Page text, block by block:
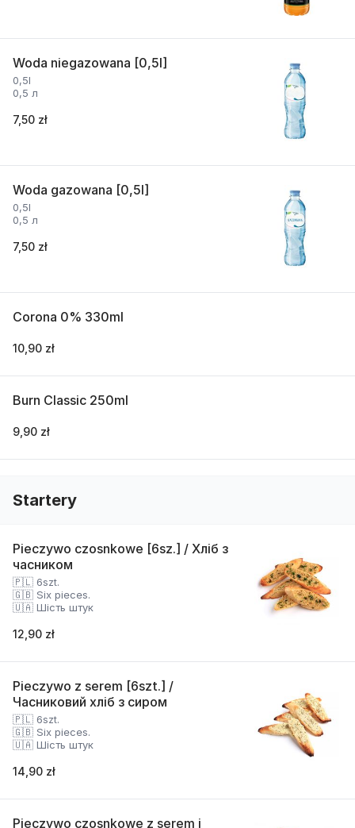
Woda niegazowana [0,5l]
0,5l
0,5 л
7,50 zł
Woda gazowana [0,5l]
0,5l
0,5 л
7,50 zł
Corona 0% 330ml
10,90 zł
Burn Classic 250ml
9,90 zł
Startery
Pieczywo czosnkowe [6sz.] / Хліб з
часником
🇵🇱 6szt.
🇬🇧 Six pieces.
🇺🇦 Шість штук
12,90 zł
Pieczywo z serem [6szt.] /
Часниковий хліб з сиром
🇵🇱 6szt.
🇬🇧 Six pieces.
🇺🇦 Шість штук
14,90 zł
Pieczywo czosnkowe z serem i